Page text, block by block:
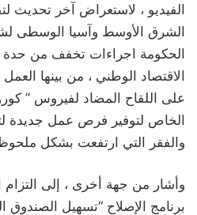
الفيديو ، لاستعراض آخر تحديث
الشرق الأوسط وآسيا الوسطى
الحكومة اجراءات تخفف من حدة
الاقتصاد الوطني ، من بينها
على اللقاح المضاد لفيروس ”
الخاص لتوفير فرص عمل جديدة
والفقر التي ارتفعت بشكل
وأشار من جهة أخرى ، إلى التزام
برنامج الإصلاح “تسهيل الصندوق